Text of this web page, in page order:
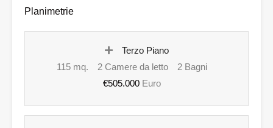
Planimetrie
Terzo Piano
115 mq.
2 Camere da letto
2 Bagni
€505.000 Euro